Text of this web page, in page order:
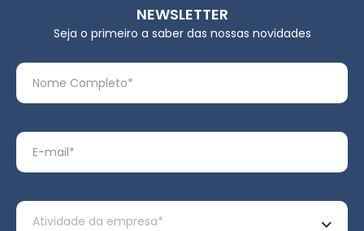
NEWSLETTER
Seja o primeiro a saber das nossas novidades